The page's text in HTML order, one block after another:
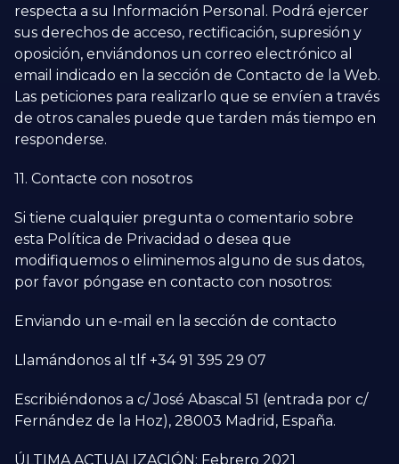
respecta a su Información Personal. Podrá ejercer
sus derechos de acceso, rectificación, supresión y
oposición, enviándonos un correo electrónico al
email indicado en la sección de Contacto de la Web.
Las peticiones para realizarlo que se envíen a través
de otros canales puede que tarden más tiempo en
responderse.
11. Contacte con nosotros
Si tiene cualquier pregunta o comentario sobre
esta Política de Privacidad o desea que
modifiquemos o eliminemos alguno de sus datos,
por favor póngase en contacto con nosotros:
Enviando un e-mail en la sección de contacto
Llamándonos al tlf +34 91 395 29 07
Escribiéndonos a c/ José Abascal 51 (entrada por c/
Fernández de la Hoz), 28003 Madrid, España.
ÚLTIMA ACTUALIZACIÓN: Febrero 2021